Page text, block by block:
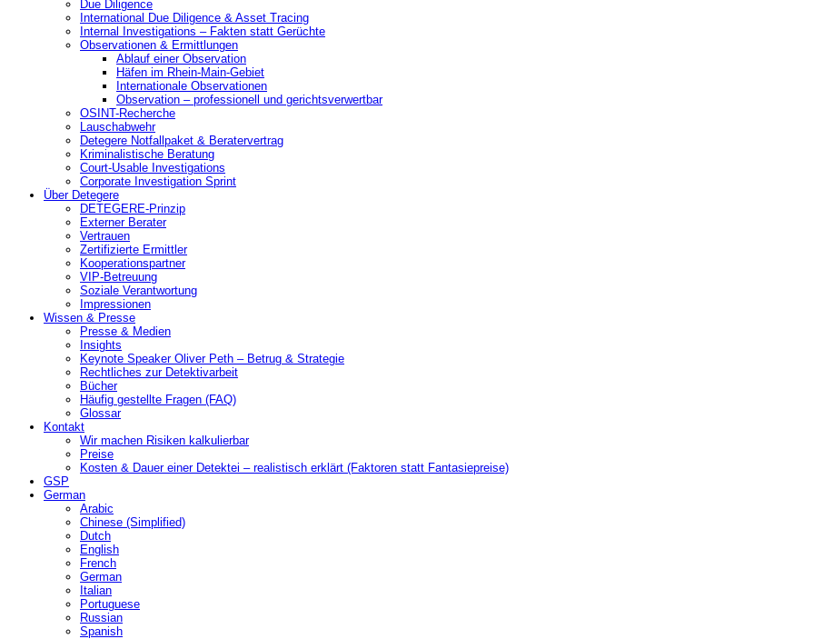
Due Diligence
International Due Diligence & Asset Tracing
Internal Investigations – Fakten statt Gerüchte
Observationen & Ermittlungen
Ablauf einer Observation
Häfen im Rhein-Main-Gebiet
Internationale Observationen
Observation – professionell und gerichtsverwertbar
OSINT-Recherche
Lauschabwehr
Detegere Notfallpaket & Beratervertrag
Kriminalistische Beratung
Court-Usable Investigations
Corporate Investigation Sprint
Über Detegere
DETEGERE-Prinzip
Externer Berater
Vertrauen
Zertifizierte Ermittler
Kooperationspartner
VIP-Betreuung
Soziale Verantwortung
Impressionen
Wissen & Presse
Presse & Medien
Insights
Keynote Speaker Oliver Peth – Betrug & Strategie
Rechtliches zur Detektivarbeit
Bücher
Häufig gestellte Fragen (FAQ)
Glossar
Kontakt
Wir machen Risiken kalkulierbar
Preise
Kosten & Dauer einer Detektei – realistisch erklärt (Faktoren statt Fantasiepreise)
GSP
German
Arabic
Chinese (Simplified)
Dutch
English
French
German
Italian
Portuguese
Russian
Spanish